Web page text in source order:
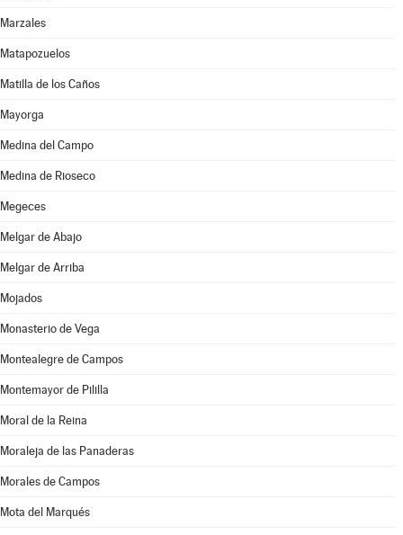
Marzales
Matapozuelos
Matilla de los Caños
Mayorga
Medina del Campo
Medina de Rioseco
Megeces
Melgar de Abajo
Melgar de Arriba
Mojados
Monasterio de Vega
Montealegre de Campos
Montemayor de Pililla
Moral de la Reina
Moraleja de las Panaderas
Morales de Campos
Mota del Marqués